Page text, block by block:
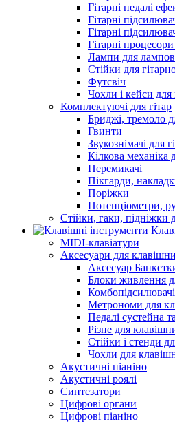
Гітарні педалі
Гітарні
Гітарні
Гітарні процесори
Лампи для
Стійки для
Футсвіч
Чохли і кейси для
Комплектуючі для гітар
Бриджі, тремоло
Гвинти
Звукознімачі для
Кілкова механіка
Перемикачі
Пікгарди,
Поріжки
Потенціометри,
Стійки, гаки, підніжки
MIDI-клавіатури
Аксесуари для
Аксесуар
Блоки живлення
Метрономи для
Педалі сустейна
Різне для
Стійки і стенди
Чохли для
Акустичні піаніно
Акустичні роялі
Синтезатори
Цифрові органи
Цифрові піаніно